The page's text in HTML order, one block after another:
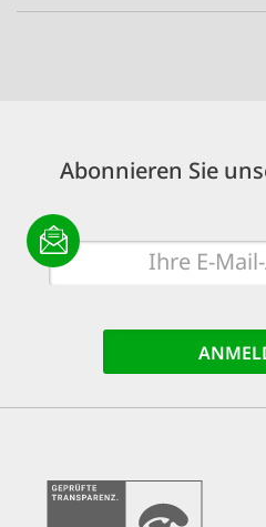
Abonnieren Sie
E-